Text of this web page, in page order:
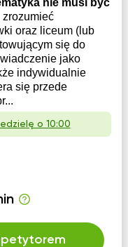
nie musi być
zrozumieć
oraz liceum (lub
się do
jako
indywidualnie
się przede
o 10:00